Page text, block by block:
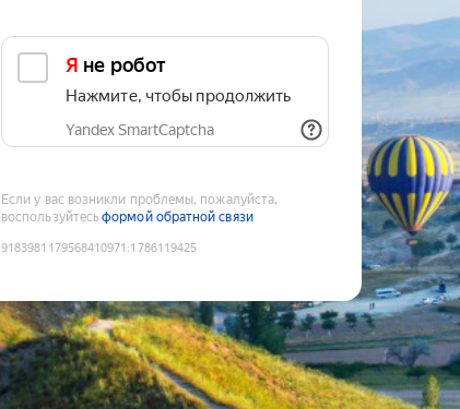
Я не робот
Нажмите, чтобы продолжить
Yandex SmartCaptcha
Если у вас возникли проблемы, пожалуйста,
воспользуйтесьформой обратной связи
9183981179568410971 :1786119425